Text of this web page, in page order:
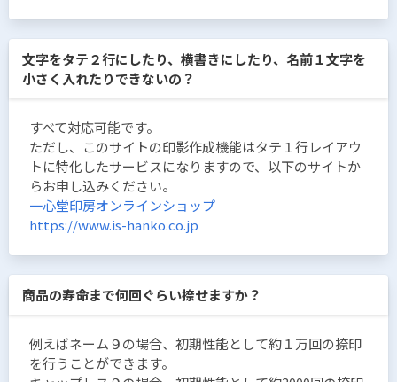
文字をタテ２行にしたり、横書きにしたり、名前１文字を
小さく入れたりできないの？
すべて対応可能です。
ただし、このサイトの印影作成機能はタテ１行レイアウ
トに特化したサービスになりますので、以下のサイトか
らお申し込みください。
一心堂印房オンラインショップ
https://www.is-hanko.co.jp
商品の寿命まで何回ぐらい捺せますか？
例えばネーム９の場合、初期性能として約１万回の捺印
を行うことができます。